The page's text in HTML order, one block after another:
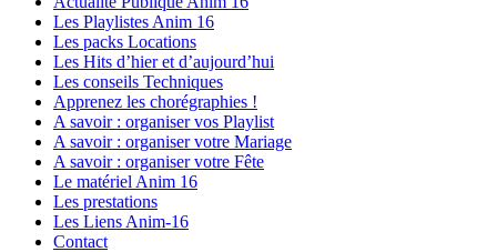
Les Playlistes Anim 16
Les packs Locations
Les Hits d’hier et d’aujourd’hui
Les conseils Techniques
Apprenez les chorégraphies !
A savoir : organiser vos Playlist
A savoir : organiser votre Mariage
A savoir : organiser votre Fête
Le matériel Anim 16
Les prestations
Les Liens Anim-16
Contact